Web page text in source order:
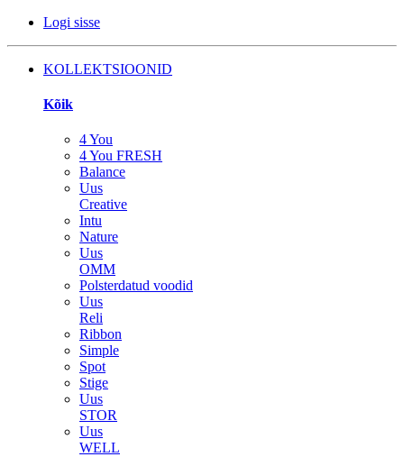
Logi sisse
KOLLEKTSIOONID
Kõik
4 You
4 You FRESH
Balance
Uus
Creative
Intu
Nature
Uus
OMM
Polsterdatud voodid
Uus
Reli
Ribbon
Simple
Spot
Stige
Uus
STOR
Uus
WELL